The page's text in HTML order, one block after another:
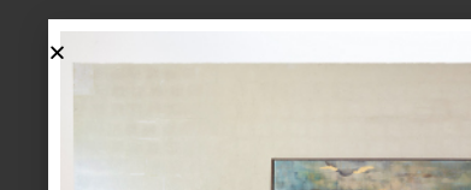
Viviendas sustentables: el objetivo
tecnologías verdes bien conocidas
es apenas el principio: usar
y sistema de manejo de
‘hipotecas verdes’, esto es: un